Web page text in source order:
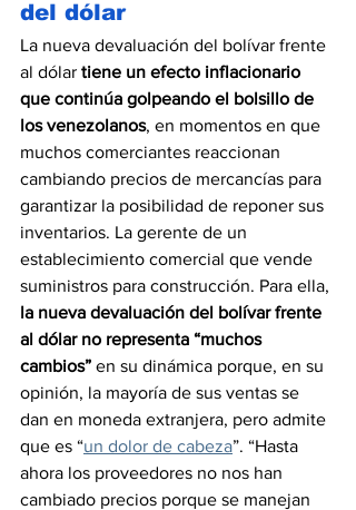
del dólar
La nueva devaluación del bolívar frente
al dólar tiene un efecto inflacionario
que continúa golpeando el bolsillo de
los venezolanos, en momentos en que
muchos comerciantes reaccionan
cambiando precios de mercancías para
garantizar la posibilidad de reponer sus
inventarios. La gerente de un
establecimiento comercial que vende
suministros para construcción. Para ella,
la nueva devaluación del bolívar frente
al dólar no representa “muchos
cambios” en su dinámica porque, en su
opinión, la mayoría de sus ventas se
dan en moneda extranjera, pero admite
que es “un dolor de cabeza”. “Hasta
ahora los proveedores no nos han
cambiado precios porque se manejan